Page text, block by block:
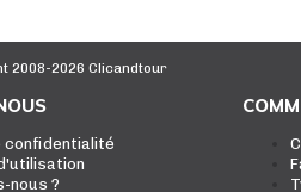
2008-2026 Clicandtour
confidentialité
nous ?